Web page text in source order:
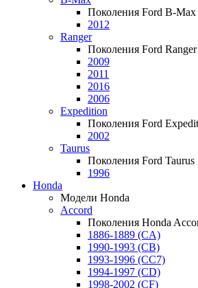
Поколения Ford B-Max
2012
Ranger
Поколения Ford Ranger
2009
2011
2016
2006
Expedition
Поколения Ford
2002
Taurus
Поколения Ford Taurus
1996
Honda
Модели Honda
Accord
Поколения Honda
1886-1889 (CA)
1990-1993 (CB)
1993-1996 (CC7)
1994-1997 (CD)
1998-2002 (CF)